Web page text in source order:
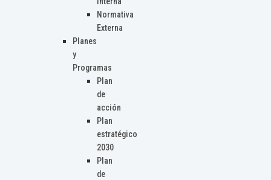
Normativa
Externa
Planes
y
Programas
Plan
de
acción
Plan
estratégico
2030
Plan
de